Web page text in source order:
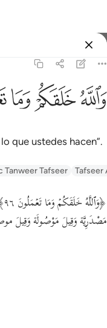
ﲤﲥﲦ
que ustedes hacen”.
Tanweer Tafseer Tafseer
مَصْدَرِيَّة وَقِيلَ مَوْصُولَة وَقِيلَ